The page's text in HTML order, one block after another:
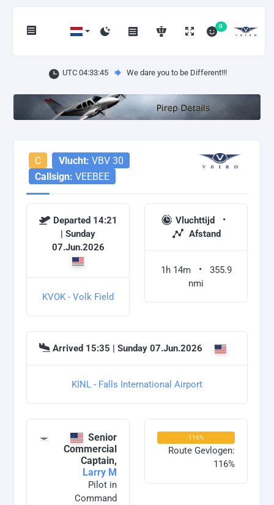
0
UTC 04:33:46 We dare you to be Different!!!
C Vlucht: VBV 30
Callsign: VEEBEE
Departed 14:21
| Sunday
07.Jun.2026
KVOK - Volk Field
Vluchttijd
Afstand
1h 14m
355.9
nmi
Arrived 15:35 | Sunday 07.Jun.2026
KINL - Falls International Airport
Senior
Commercial
Captain,
Larry M
Pilot in
Command
116%
Route Gevlogen:
116%